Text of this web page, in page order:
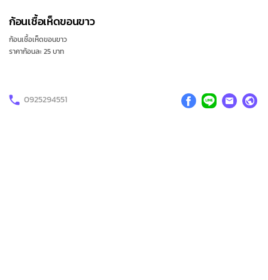
ก้อนเชื้อเห็ดขอนขาว
ก้อนเชื้อเห็ดขอนขาว
ราคาก้อนละ 25 บาท
0925294551